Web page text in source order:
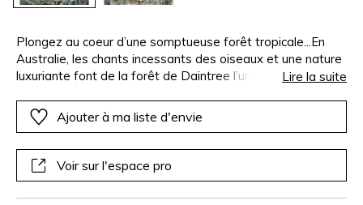
Plongez au coeur d’une somptueuse forêt tropicale...En
Australie, les chants incessants des oiseaux et une nature
luxuriante font de la forêt de Daintree l’un des lieux les
elle comporte une riche biodiversité et d’infinies variétés
végétales, de forme, de taille et de couleurs multiples .
Lire la suite
Ajouter à ma liste d'envie
Voir sur l'espace pro